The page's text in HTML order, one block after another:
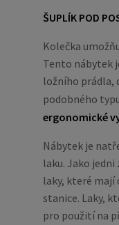
ŠUPLÍK POD
Kolečka
Tento nábytek
ložního prádla,
podobného
ergonomické
Nábytek je
laku. Jako
laky, které
stanice. Laky,
pro použití na